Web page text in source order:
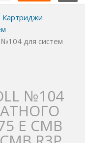
Картриджи
для систем
№104
E CMB